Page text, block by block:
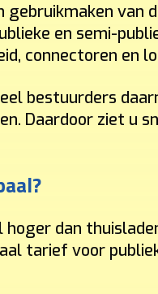
gebruikmaken van
en semi-
connectoren en
bestuurders
Daardoor ziet u
dan
tarief voor